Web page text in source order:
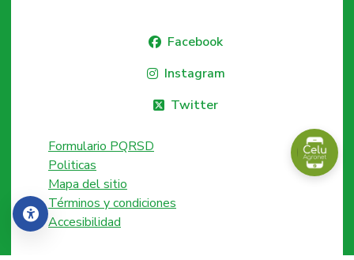
Accesibilidad
Facebook
Instagram
Twitter
Formulario PQRSD
Politicas
Mapa del sitio
Términos y condiciones
Accesibilidad